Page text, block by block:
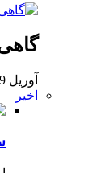
آوریل 9, 2020
اخیر